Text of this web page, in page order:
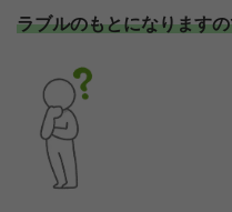
ラブルのもとになります